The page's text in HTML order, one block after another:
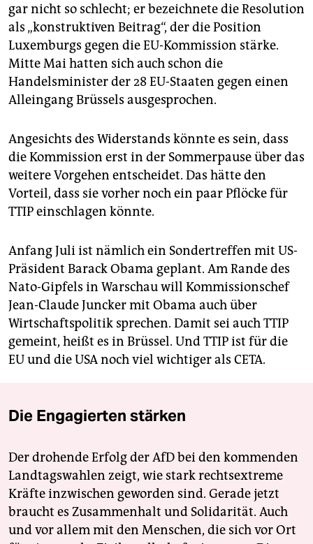
gar nicht so schlecht; er bezeichnete die Resolution
als „konstruktiven Beitrag“, der die Position
Luxemburgs gegen die EU-Kommission stärke.
Mitte Mai hatten sich auch schon die
Handelsminister der 28 EU-Staaten gegen einen
Alleingang Brüssels ausgesprochen.
Angesichts des Widerstands könnte es sein, dass
die Kommission erst in der Sommerpause über das
weitere Vorgehen entscheidet. Das hätte den
Vorteil, dass sie vorher noch ein paar Pflöcke für
TTIP einschlagen könnte.
Anfang Juli ist nämlich ein Sondertreffen mit US-
Präsident Barack Obama geplant. Am Rande des
Nato-Gipfels in Warschau will Kommissionschef
Jean-Claude Juncker mit Obama auch über
Wirtschaftspolitik sprechen. Damit sei auch TTIP
gemeint, heißt es in Brüssel. Und TTIP ist für die
EU und die USA noch viel wichtiger als CETA.
Die Engagierten stärken
Der drohende Erfolg der AfD bei den kommenden
Landtagswahlen zeigt, wie stark rechtsextreme
Kräfte inzwischen geworden sind. Gerade jetzt
braucht es Zusammenhalt und Solidarität. Auch
und vor allem mit den Menschen, die sich vor Ort